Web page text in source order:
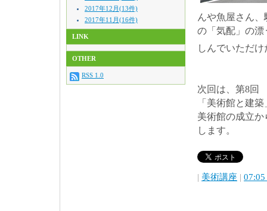
2017年12月(13件)
2017年11月(16件)
LINK
OTHER
RSS 1.0
んや魚屋さん
の「気配」の
しんでいただ
次回は、第8回
「美術館と建
美術館の成立
します。
| 美術講座 | 07:05